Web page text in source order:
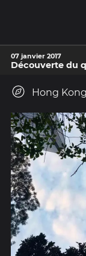
07 janvier 2017
Découverte du
Hong